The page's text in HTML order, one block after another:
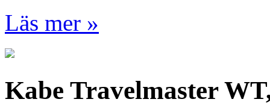
Läs mer »
Kabe Travelmaster